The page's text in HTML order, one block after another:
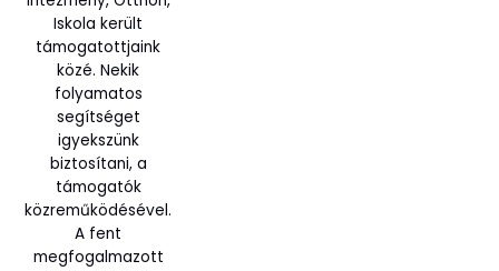
Iskola került
támogatottjaink
közé. Nekik
folyamatos
segítséget
igyekszünk
biztosítani, a
támogatók
közreműködésével.
A fent
megfogalmazott